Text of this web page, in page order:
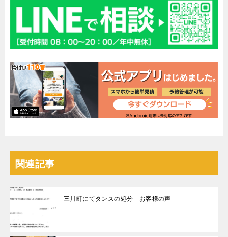
関連記事
三川町にてタンスの処分 お客様の声